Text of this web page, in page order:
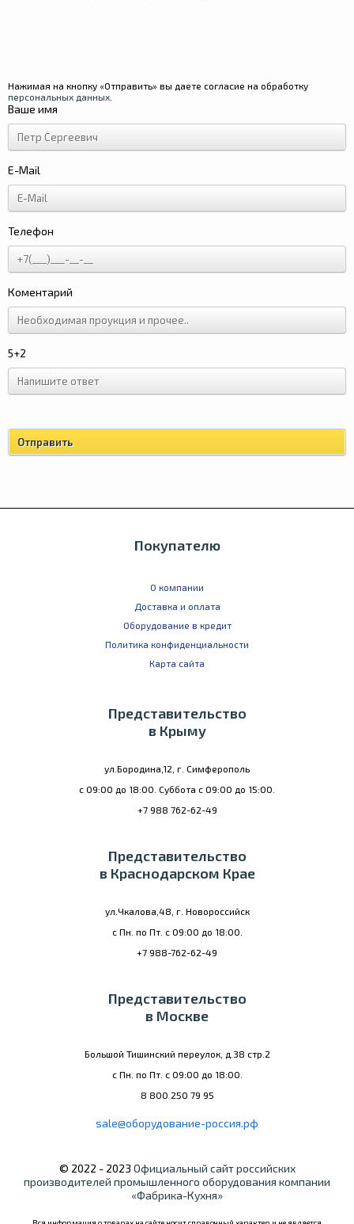
Ваше имя
E-Mail
Телефон
Коментарий
5+2
Нажимая на кнопку «Отправить» вы даете согласие на обработку
персональных данных
Покупателю
О компании
Доставка и оплата
Оборудование в кредит
Политика конфиденциальности
Карта сайта
Представительство
в Крыму
ул.Бородина,12, г. Симферополь
с 09:00 до 18:00. Суббота с 09:00 до 15:00.
+7 988 762-62-49
Представительство
в Краснодарском Крае
ул.Чкалова,48, г. Новороссийск
с Пн. по Пт. с 09:00 до 18:00.
+7 988-762-62-49
Представительство
в Москве
Большой Тишинский переулок, д.38 стр.2
с Пн. по Пт. с 09:00 до 18:00.
8 800 250 79 95
sale@оборудование-россия.рф
© 2022 - 2023 Официальный сайт российских
производителей промышленного оборудования компании
«Фабрика-Кухня»